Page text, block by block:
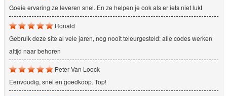
Goeie ervaring ze leveren snel. En ze helpen je ook als er iets niet lukt
Ronald
Gebruik deze site al vele jaren, nog nooit teleurgesteld: alle codes werken
altijd naar behoren
Peter Van Loock
Eenvoudig, snel en goedkoop. Top!